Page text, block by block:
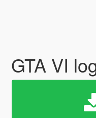
GTA VI